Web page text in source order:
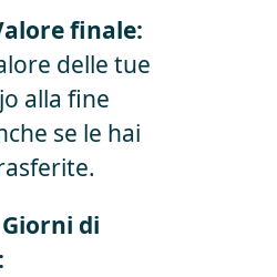
finale:
delle tue
alla fine
se le hai
di